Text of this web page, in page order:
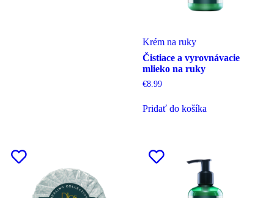
Krém na ruky
Čistiace a vyrovnávacie
mlieko na ruky
€8.99
Pridať do košíka